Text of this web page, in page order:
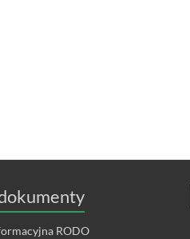
RODO